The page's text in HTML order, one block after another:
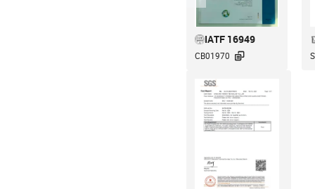
IATF 16949
CB01970 